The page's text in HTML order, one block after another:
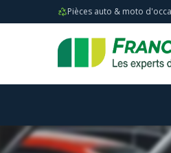
Pièces auto & moto